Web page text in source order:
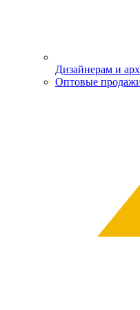
Дизайнерам и
Оптовые